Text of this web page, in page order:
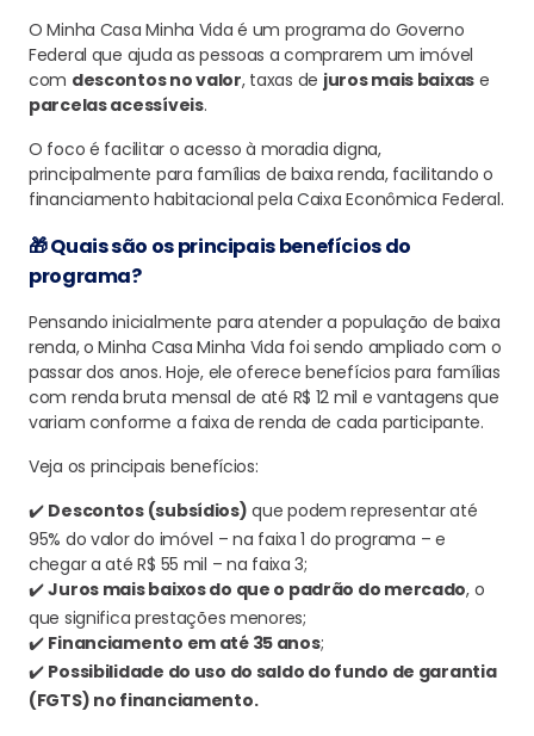
O Minha Casa Minha Vida é um programa do Governo
Federal que ajuda as pessoas a comprarem um imóvel
com descontos no valor, taxas de juros mais baixas e
parcelas acessíveis.
O foco é facilitar o acesso à moradia digna,
principalmente para famílias de baixa renda, facilitando o
financiamento habitacional pela Caixa Econômica Federal.
🎁 Quais são os principais benefícios do
programa?
Pensando inicialmente para atender a população de baixa
renda, o Minha Casa Minha Vida foi sendo ampliado com o
passar dos anos. Hoje, ele oferece benefícios para famílias
com renda bruta mensal de até R$ 12 mil e vantagens que
variam conforme a faixa de renda de cada participante.
Veja os principais benefícios:
✔️ Descontos (subsídios) que podem representar até
95% do valor do imóvel – na faixa 1 do programa – e
chegar a até R$ 55 mil – na faixa 3;
✔️Juros mais baixos do que o padrão do mercado, o
que significa prestações menores;
✔️ Financiamento em até 35 anos;
✔️ Possibilidade do uso do saldo do fundo de garantia
(FGTS) no financiamento.